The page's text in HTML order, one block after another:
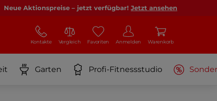
Neue Aktionspreise – jetzt verfügbar! Jetzt ansehen
Kontakte Vergleich Favoriten Anmelden Warenkorb
Garten Profi-Fitnessstudio